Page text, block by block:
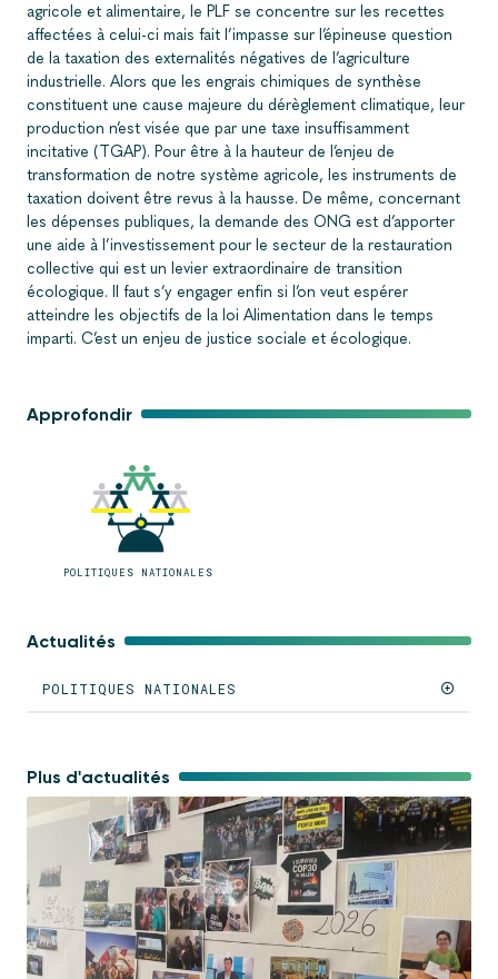
Approfondir
POLITIQUES NATIONALES
Actualités
POLITIQUES NATIONALES
agricole et alimentaire, le PLF se concentre sur les recettes
affectées à celui-ci mais fait l’impasse sur l’épineuse question
de la taxation des externalités négatives de l’agriculture
industrielle. Alors que les engrais chimiques de synthèse
constituent une cause majeure du dérèglement climatique, leur
production n’est visée que par une taxe insuffisamment
incitative (TGAP). Pour être à la hauteur de l’enjeu de
transformation de notre système agricole, les instruments de
taxation doivent être revus à la hausse. De même, concernant
les dépenses publiques, la demande des ONG est d’apporter
une aide à l’investissement pour le secteur de la restauration
collective qui est un levier extraordinaire de transition
écologique. Il faut s’y engager enfin si l’on veut espérer
atteindre les objectifs de la loi Alimentation dans le temps
imparti. C’est un enjeu de justice sociale et écologique.
Plus d'actualités